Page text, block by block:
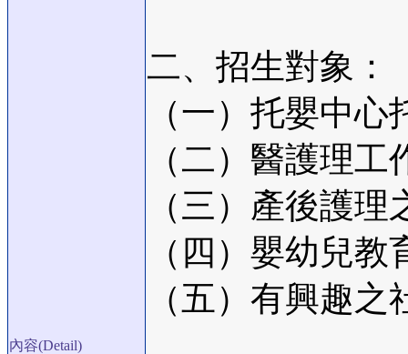
內容(Detail)
二、招生對象：
（一）托嬰中
（二）醫護理工
（三）產後護
（四）嬰幼兒教
（五）有興趣之